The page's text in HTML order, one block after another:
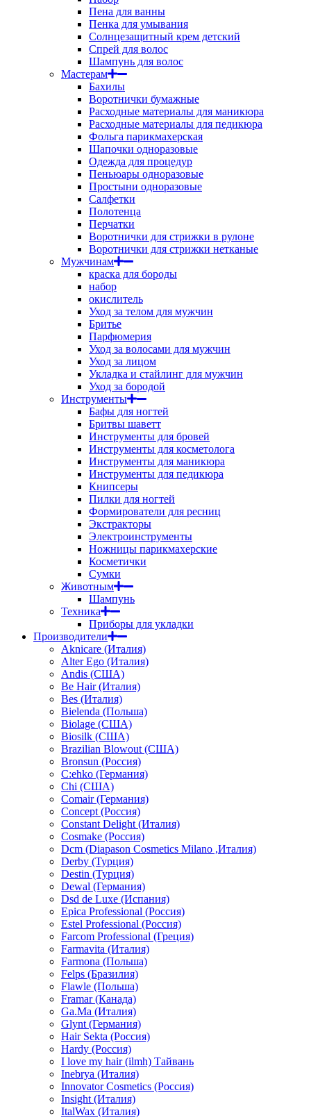
Пена для ванны
Пенка для умывания
Солнцезащитный крем детский
Спрей для волос
Шампунь для волос
Мастерам
Бахилы
Воротнички бумажные
Расходные материалы для маникюра
Расходные материалы для педикюра
Фольга парикмахерская
Шапочки одноразовые
Одежда для процедур
Пеньюары одноразовые
Простыни одноразовые
Салфетки
Полотенца
Перчатки
Воротнички для стрижки в рулоне
Воротнички для стрижки нетканые
Мужчинам
краска для бороды
набор
окислитель
Уход за телом для мужчин
Бритье
Парфюмерия
Уход за волосами для мужчин
Уход за лицом
Укладка и стайлинг для мужчин
Уход за бородой
Инструменты
Бафы для ногтей
Бритвы шаветт
Инструменты для бровей
Инструменты для косметолога
Инструменты для маникюра
Инструменты для педикюра
Книпсеры
Пилки для ногтей
Формирователи для ресниц
Экстракторы
Электроинструменты
Ножницы парикмахерские
Косметички
Сумки
Животным
Шампунь
Техника
Приборы для укладки
Производители
Aknicare (Италия)
Alter Ego (Италия)
Andis (США)
Be Hair (Италия)
Bes (Италия)
Bielenda (Польша)
Biolage (США)
Biosilk (США)
Brazilian Blowout (США)
Bronsun (Россия)
C:ehko (Германия)
Chi (США)
Comair (Германия)
Concept (Россия)
Constant Delight (Италия)
Cosmake (Россия)
Dcm (Diapason Cosmetics Milano ,Италия)
Derby (Турция)
Destin (Турция)
Dewal (Германия)
Dsd de Luxe (Испания)
Epica Professional (Россия)
Estel Professional (Россия)
Farcom Professional (Греция)
Farmavita (Италия)
Farmona (Польша)
Felps (Бразилия)
Flawle (Польша)
Framar (Канада)
Ga.Ma (Италия)
Glynt (Германия)
Hair Sekta (Россия)
Hardy (Россия)
I love my hair (ilmh) Тайвань
Inebrya (Италия)
Innovator Cosmetics (Россия)
Insight (Италия)
ItalWax (Италия)